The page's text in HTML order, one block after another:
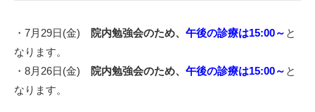
・7月29日(金) 院内勉強会のため、 午後の診療は15:00～ と
なります。
・8月26日(金)
院内勉強会のため、 午後の診療は15:00～ と
なります。